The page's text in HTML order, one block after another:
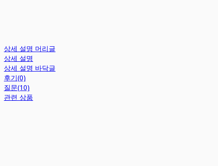
상세 설명 머리글
상세 설명
상세 설명 바닥글
후기(0)
질문(10)
관련 상품